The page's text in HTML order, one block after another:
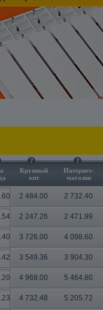
Крупный
опт
?
Интернет-
магазин
?
2 484.00 2 732.40
2 247.26 2 471.99
3 726.00 4 098.60
3 549.36 3 904.30
4 968.00 5 464.80
4 732.48 5 205.72